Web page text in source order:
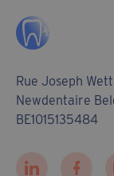
Rue Joseph
Newdentaire
BE1015135484